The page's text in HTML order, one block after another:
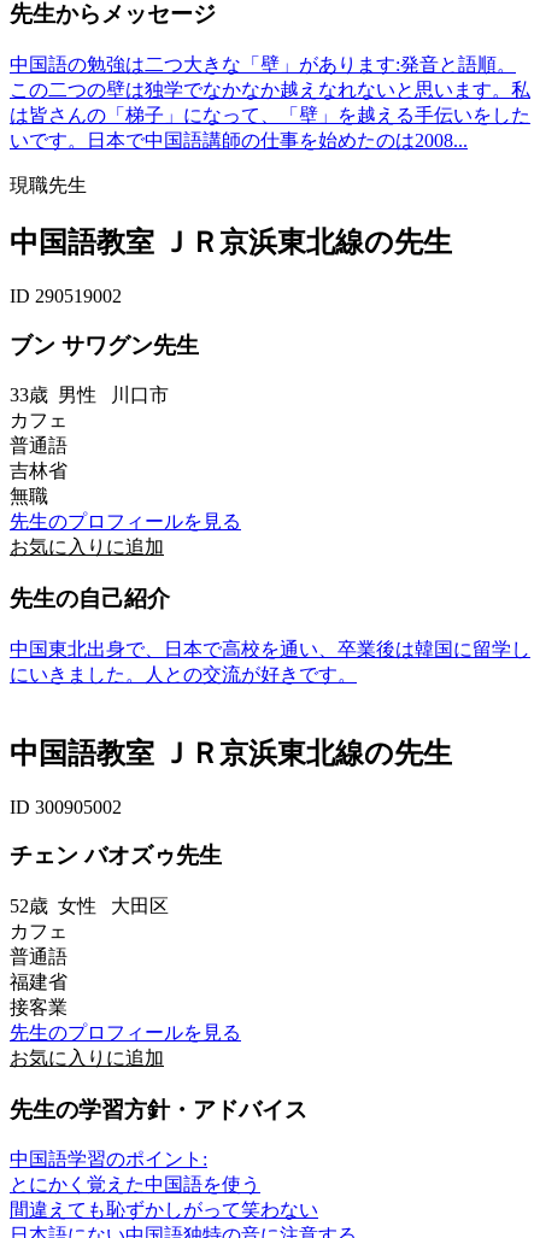
先生からメッセージ
中国語の勉強は二つ大きな「壁」があります:発音と語順。
この二つの壁は独学でなかなか越えなれないと思います。私
は皆さんの「梯子」になって、「壁」を越える手伝いをした
いです。日本で中国語講師の仕事を始めたのは2008...
現職先生
中国語教室 ＪＲ京浜東北線の先生
ID 290519002
ブン サワグン先生
33歳 男性 川口市
カフェ
普通語
吉林省
無職
先生のプロフィールを見る
お気に入りに追加
先生の自己紹介
中国東北出身で、日本で高校を通い、卒業後は韓国に留学し
にいきました。人との交流が好きです。
中国語教室 ＪＲ京浜東北線の先生
ID 300905002
チェン バオズゥ先生
52歳 女性 大田区
カフェ
普通語
福建省
接客業
先生のプロフィールを見る
お気に入りに追加
先生の学習方針・アドバイス
中国語学習のポイント:
とにかく覚えた中国語を使う
間違えても恥ずかしがって笑わない